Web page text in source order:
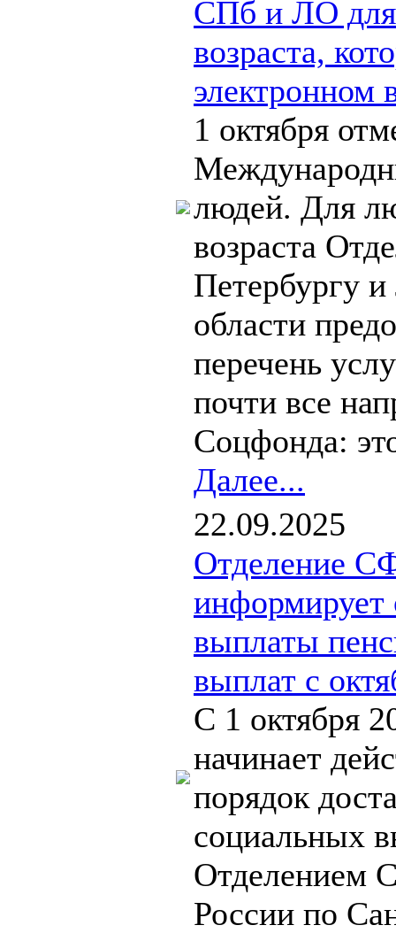
СПб и ЛО для
возраста,
электронном
1 октября
людей. Для
возраста
Петербургу
области
перечень
почти все
Соцфонда:
Далее...
22.09.2025
Отделение
информирует
выплаты
выплат с
С 1 октября
начинает
порядок
социальных
Отделением
России по